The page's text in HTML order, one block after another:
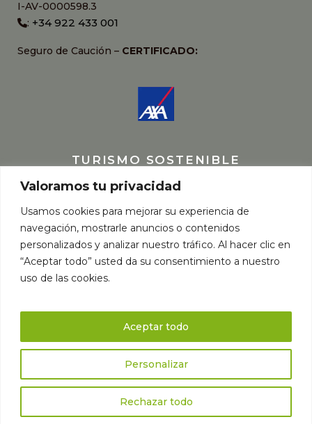
Valoramos tu privacidad
Usamos cookies para mejorar su experiencia de
navegación, mostrarle anuncios o contenidos
personalizados y analizar nuestro tráfico. Al hacer clic en
“Aceptar todo” usted da su consentimiento a nuestro
uso de las cookies.
Personalizar
Rechazar todo
Aceptar todo
I-AV-0000598.3
: +34 922 433 001
Seguro de Caución – CERTIFICADO:
TURISMO SOSTENIBLE
© Copyright elaborado porFernando SpiluttiniNatourtravel
SL – CIF B38946257 | Licencia nº: I-AV-0000598.3